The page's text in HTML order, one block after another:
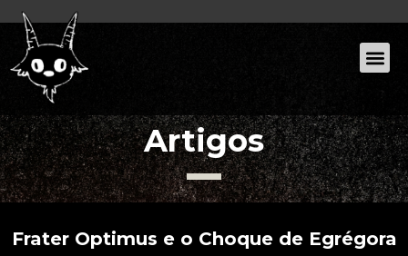
Artigos
Frater Optimus e o Choque de Egrégora